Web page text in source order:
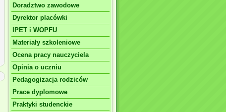
Doradztwo zawodowe
Dyrektor placówki
IPET i WOPFU
Materiały szkoleniowe
Ocena pracy nauczyciela
Opinia o uczniu
Pedagogizacja rodziców
Prace dyplomowe
Praktyki studenckie